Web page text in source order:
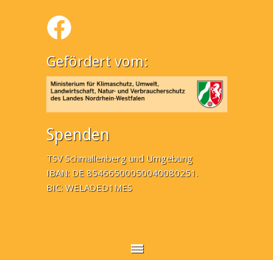
Gefördert vom:
Spenden
TSV Schmallenberg und Umgebung
IBAN: DE 85466500050040080251.
BIC: WELADED1MES